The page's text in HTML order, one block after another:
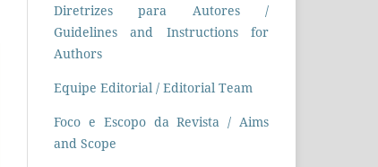
Diretrizes para Autores /
Guidelines and Instructions for
Authors
Equipe Editorial / Editorial Team
Foco e Escopo da Revista / Aims
and Scope